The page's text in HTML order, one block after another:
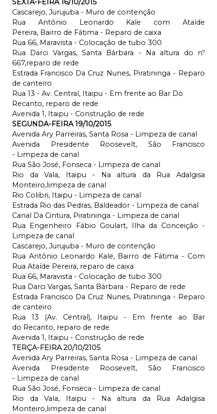
SEXTA-FEIRA 16/10/2015
Cascarejo, Jurujuba - Muro de contenção
Rua Antônio Leonardo Kale com Ataíde
Pereira, Bairro de Fátima - Reparo de caixa
Rua 66, Maravista - Colocação de tubo 300
Rua Darci Vargas, Santa Bárbara - Na altura do nº
667,reparo de rede
Estrada Francisco Da Cruz Nunes, Piratininga - Reparo
de canteiro
Rua 13 - Av. Central, Itaipu - Em frente ao Bar Do
Recanto, reparo de rede
Avenida 1, Itaipu - Construção de rede
SEGUNDA-FEIRA 19/10/2015
Avenida Ary Parreiras, Santa Rosa - Limpeza de canal
Avenida Presidente Roosevelt, São Francisco
- Limpeza de canal
Rua São José, Fonseca - Limpeza de canal
Rio da Vala, Itaipu - Na altura da Rua Adalgisa
Monteiro,limpeza de canal
Rio Colibri, Itaipu - Limpeza de canal
Estrada Rio das Pedras, Baldeador - Limpeza de canal
Canal Da Cintura, Piratininga - Limpeza de canal
Rua Engenheiro Fábio Goulart, Ilha da Conceição -
Limpeza de canal
Cascarejo, Jurujuba - Muro de contenção
Rua Antônio Leonardo Kale, Bairro de Fátima - Com
Rua Ataíde Pereira, reparo de caixa
Rua 66, Maravista - Colocação de tubo 300
Rua Darci Vargas, Santa Bárbara - Reparo de rede
Estrada Francisco Da Cruz Nunes, Piratininga - Reparo
de canteiro
Rua 13 (Av. Central), Itaipu - Em frente ao Bar
do Recanto, reparo de rede
Avenida 1, Itaipu - Construção de rede
TERÇA-FEIRA 20/10/2105
Avenida Ary Parreiras, Santa Rosa - Limpeza de canal
Avenida Presidente Roosevelt, São Francisco
- Limpeza de canal
Rua São José, Fonseca - Limpeza de canal
Rio da Vala, Itaipu - Na altura da Rua Adalgisa
Monteiro,limpeza de canal